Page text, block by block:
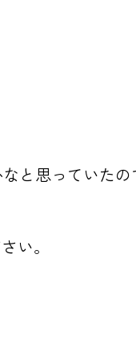
と思っていた
い。